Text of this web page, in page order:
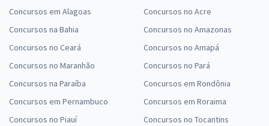
Concursos em Alagoas
Concursos na Bahia
Concursos no Ceará
Concursos no Maranhão
Concursos na Paraíba
Concursos em Pernambuco
Concursos no Piauí
Concursos no Acre
Concursos no Amazonas
Concursos no Amapá
Concursos no Pará
Concursos em Rondônia
Concursos em Roraima
Concursos no Tocantins